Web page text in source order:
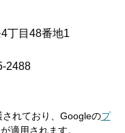
丁目48番地1
2488
れており、Googleのプ
が適用されます。